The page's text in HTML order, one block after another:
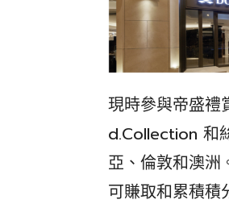
現時參與帝盛
d.Collection 和
亞、倫敦和澳洲
可賺取和累積積